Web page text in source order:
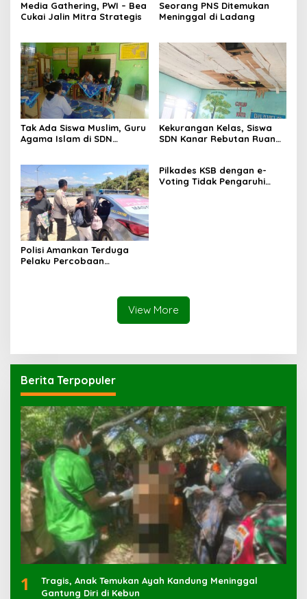
Media Gathering, PWI – Bea
Cukai Jalin Mitra Strategis
Seorang PNS Ditemukan
Meninggal di Ladang
Tak Ada Siswa Muslim, Guru
Agama Islam di SDN
Kekurangan Kelas, Siswa
SDN Kanar Rebutan Ruang
Polisi Amankan Terduga
Pelaku Percobaan
Pilkades KSB dengan e-
Voting Tidak Pengaruhi
View More
Berita Terpopuler
1
Tragis, Anak Temukan Ayah Kandung Meninggal
Gantung Diri di Kebun